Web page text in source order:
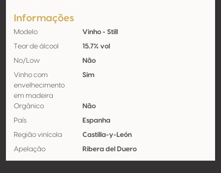
Informações
Modelo Vinho - Still
Teor de álcool 15.7% vol
No/Low Não
Vinho com
envelhecimento
em madeira
Sim
Orgânico Não
País Espanha
Região vinícola Castilla-y-León
Apelação Ribera del Duero